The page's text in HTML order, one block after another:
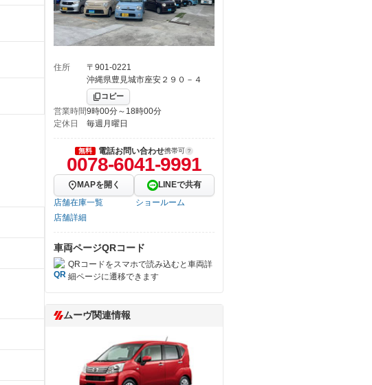
住所
〒901-0221
沖縄県豊見城市座安２９０－４
コピー
営業時間9時00分～18時00分
定休日
毎週月曜日
無料 電話お問い合わせ携帯可
0078-6041-9991
MAPを開く
LINEで共有
店舗在庫一覧
ショールーム
店舗詳細
車両ページQRコード
QRコードをスマホで読み込むと車両詳
細ページに遷移できます
ムーヴ関連情報